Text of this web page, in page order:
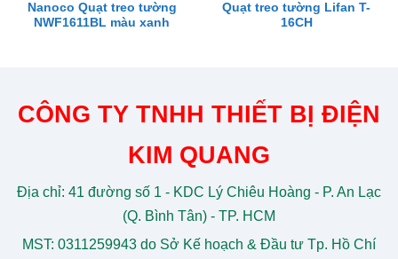
Nanoco Quạt treo tường
NWF1611BL màu xanh
Quạt treo tường Lifan T-
16CH
CÔNG TY TNHH THIẾT BỊ ĐIỆN
KIM QUANG
Địa chỉ: 41 đường số 1 - KDC Lý Chiêu Hoàng - P. An Lạc
(Q. Bình Tân) - TP. HCM
MST: 0311259943 do Sở Kế hoạch & Đầu tư Tp. Hồ Chí